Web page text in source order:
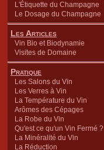
L'Étiquette du Champagne
Le Dosage du Champagne
Les Articles
Vin Bio et Biodynamie
Visites de Domaine
Pratique
Les Salons du Vin
Les Verres à Vin
La Température du Vin
Arômes des Cépages
La Robe du Vin
Qu'est ce qu'un Vin Fermé ?
La Minéralité du Vin
La Réduction